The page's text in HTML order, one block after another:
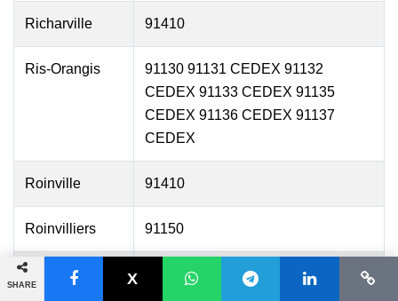
SHARE
Richarville 91410
Ris-Orangis
91130 91131 CEDEX 91132
CEDEX 91133 CEDEX 91135
CEDEX 91136 CEDEX 91137
CEDEX
Roinville 91410
Roinvilliers 91150
Saclas